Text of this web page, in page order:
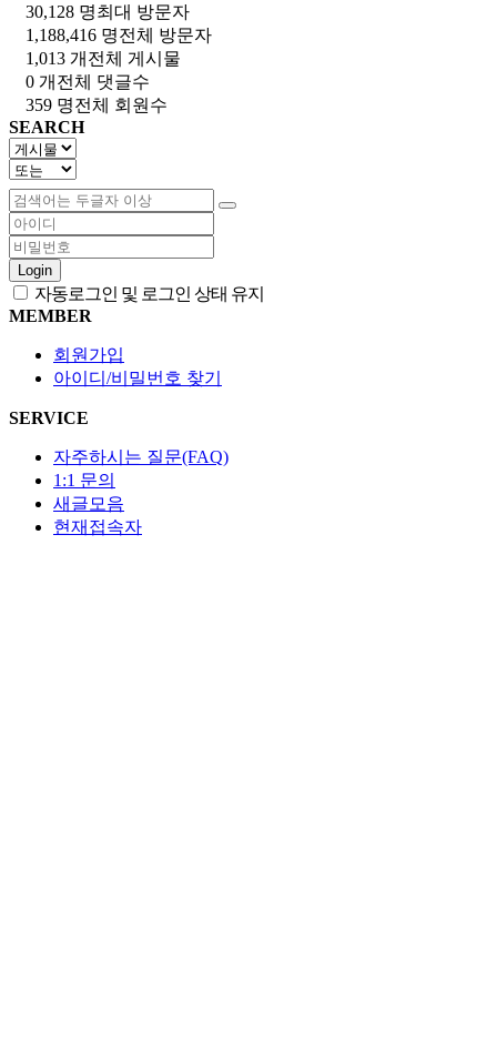
30,128 명최대 방문자
1,188,416 명전체 방문자
1,013 개 전체 게시물
0 개 전체 댓글수
359 명전체 회원수
SEARCH
Login
자동로그인 및 로그인 상태 유지
MEMBER
회원가입
아이디/비밀번호 찾기
SERVICE
자주하시는 질문(FAQ)
1:1 문의
새글모음
현재접속자